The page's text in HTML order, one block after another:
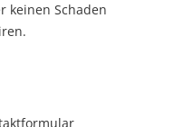
keinen Schaden